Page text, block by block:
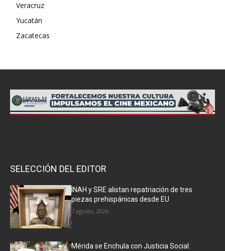
Veracruz
Yucatán
Zacatecas
SELECCIÓN DEL EDITOR
INAH y SRE alistan repatriación de tres
piezas prehispánicas desde EU
7 agosto, 2026
Mérida se Enchula con Justicia Social: